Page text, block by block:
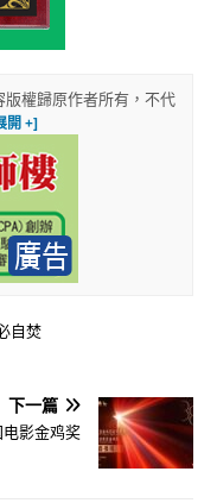
權歸原作者所有，不代
自焚
下一篇
影金鸡奖